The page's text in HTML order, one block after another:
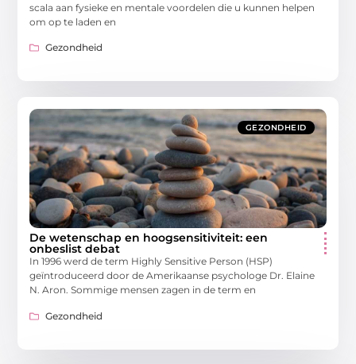
scala aan fysieke en mentale voordelen die u kunnen helpen
om op te laden en
Gezondheid
GEZONDHEID
De wetenschap en hoogsensitiviteit: een
onbeslist debat
In 1996 werd de term Highly Sensitive Person (HSP)
geïntroduceerd door de Amerikaanse psychologe Dr. Elaine
N. Aron. Sommige mensen zagen in de term en
Gezondheid